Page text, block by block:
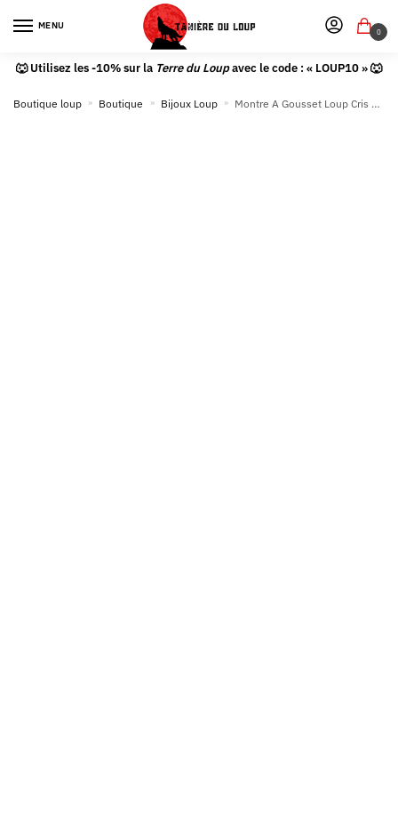
MENU
0
🐺 Utilisez les -10% sur la Terre du Loupavec le code : « LOUP10 » 🐺
Boutique loup » Boutique » Bijoux Loup » Montre A Gousset Loup Cris Lunaire